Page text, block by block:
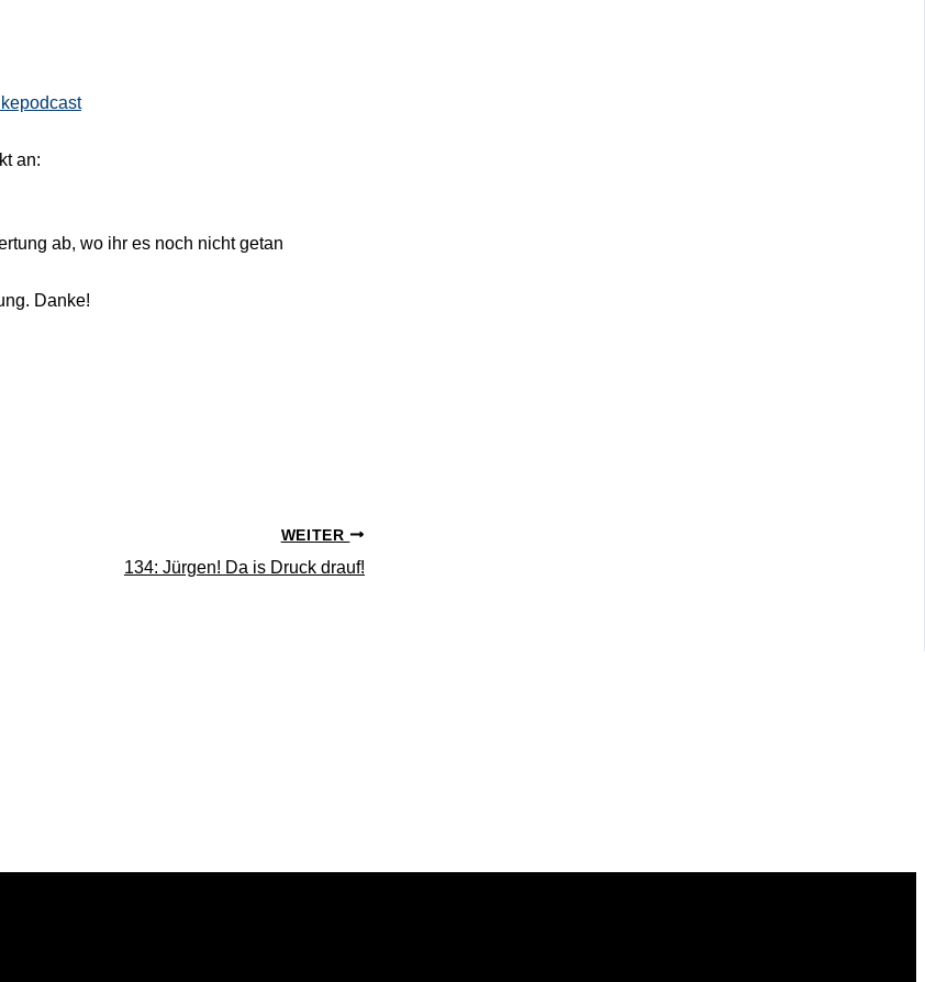
an:
ab, wo ihr es noch nicht getan
Danke!
WEITER
134: Jürgen! Da is Druck drauf!